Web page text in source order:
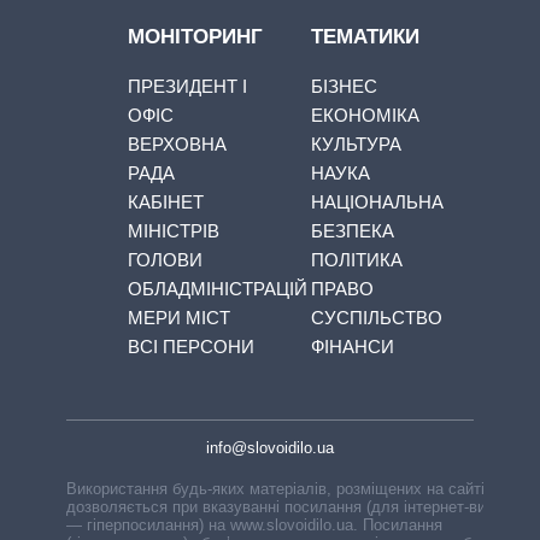
МОНІТОРИНГ
ПРЕЗИДЕНТ І
ОФІС
ВЕРХОВНА
РАДА
КАБІНЕТ
МІНІСТРІВ
ГОЛОВИ
ОБЛАДМІНІСТРАЦІЙ
МЕРИ МІСТ
ВСІ ПЕРСОНИ
ТЕМАТИКИ
БІЗНЕС
ЕКОНОМІКА
КУЛЬТУРА
НАУКА
НАЦІОНАЛЬНА
БЕЗПЕКА
ПОЛІТИКА
ПРАВО
СУСПІЛЬСТВО
ФІНАНСИ
info@slovoidilo.ua
Використання будь-яких матеріалів, розміщених на сайті,
дозволяється при вказуванні посилання (для інтернет-видань
— гіперпосилання) на www.slovoidilo.ua. Посилання